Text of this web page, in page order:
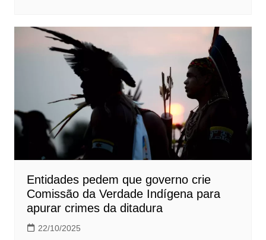
Entidades pedem que governo crie
Comissão da Verdade Indígena para
apurar crimes da ditadura
22/10/2025